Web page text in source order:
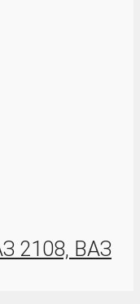
2108, ВАЗ